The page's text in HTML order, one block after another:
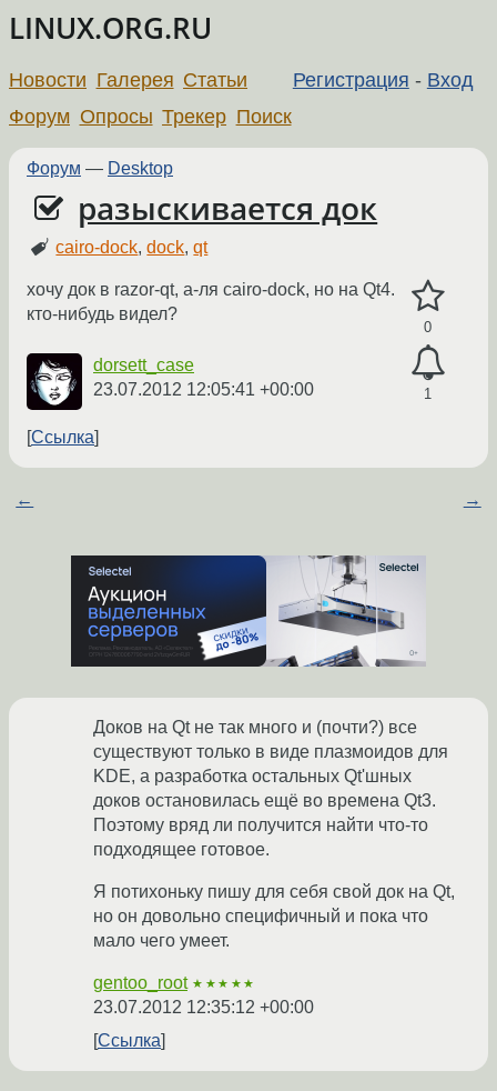
LINUX.ORG.RU
Регистрация - Вход
Новости Галерея Статьи
Форум Опросы Трекер Поиск
Форум — Desktop
разыскивается док
cairo-dock,dock,qt
0
1
хочу док в razor-qt, а-ля cairo-dock, но на Qt4.
кто-нибудь видел?
dorsett_case
23.07.2012 12:05:41 +00:00
Ссылка
← →
Доков на Qt не так много и (почти?) все
существуют только в виде плазмоидов для
KDE, а разработка остальных Qt'шных
доков остановилась ещё во времена Qt3.
Поэтому вряд ли получится найти что-то
подходящее готовое.
Я потихоньку пишу для себя свой док на Qt,
но он довольно специфичный и пока что
мало чего умеет.
gentoo_root ★★★★★
23.07.2012 12:35:12 +00:00
Ссылка